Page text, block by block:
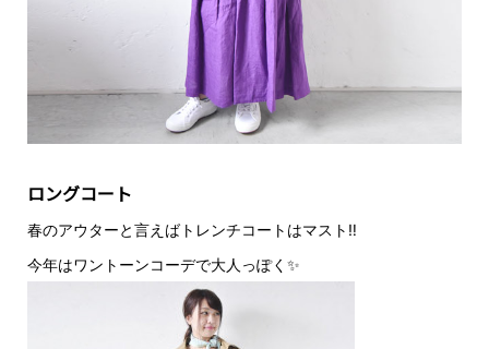
ロングコート
春のアウターと言えばトレンチコートはマスト‼️
今年はワントーンコーデで大人っぽく✨